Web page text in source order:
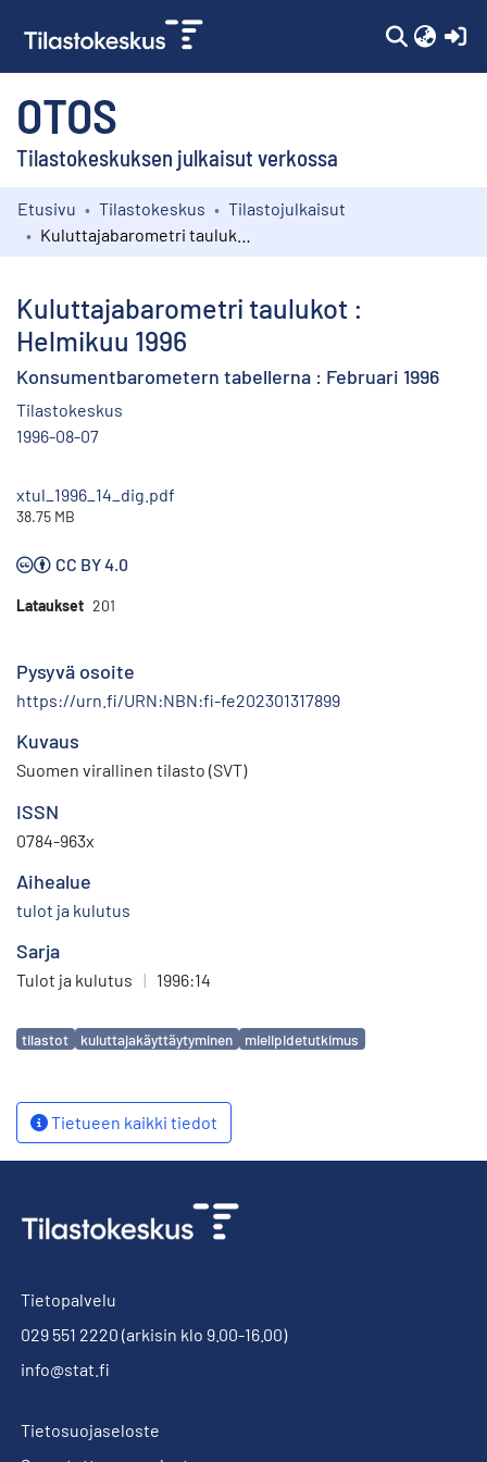
OTOS
Tilastokeskuksen julkaisut verkossa
Kokoelmat
Etusivu Tilastokeskus
Tilastojulkaisut
Kuluttajabarometri taulukot :
Helmikuu 1996
Konsumentbarometern tabellerna : Februari 1996
Tilastokeskus
1996-08-07
xtul_1996_14_dig.pdf
38.75 MB
CC BY 4.0
Lataukset 201
Pysyvä osoite
https://urn.fi/URN:NBN:fi-fe202301317899
Kuvaus
Suomen virallinen tilasto (SVT)
ISSN
0784-963x
Aihealue
tulot ja kulutus
Sarja
Tulot ja kulutus | 1996:14
Avainsanat
tilastot kuluttajakäyttäytyminen mielipidetutkimus
Tietueen kaikki tiedot
Tietopalvelu
029 551 2220 (arkisin klo 9.00-16.00)
info@stat.fi
Tietosuojaseloste